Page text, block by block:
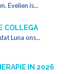
Evelien is...
COLLEGA
Luna ons...
IN 2026